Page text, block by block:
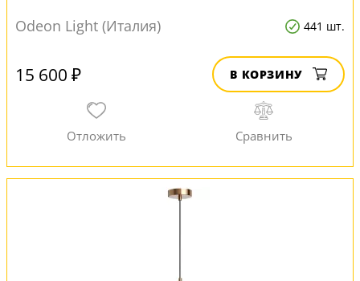
Odeon Light (Италия) 441 шт.
15 600 ₽ В КОРЗИНУ